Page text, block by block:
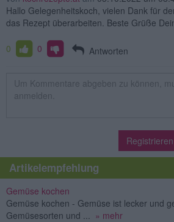
Hallo Gelegenheitskoch, vielen Dank für
das Rezept überarbeiten. Beste Grüße
0 0 Antworten
Registrieren
Artikelempfehlung
Gemüse kochen
Gemüse kochen - Gemüse ist lecker und
Gemüsesorten und ...
» mehr